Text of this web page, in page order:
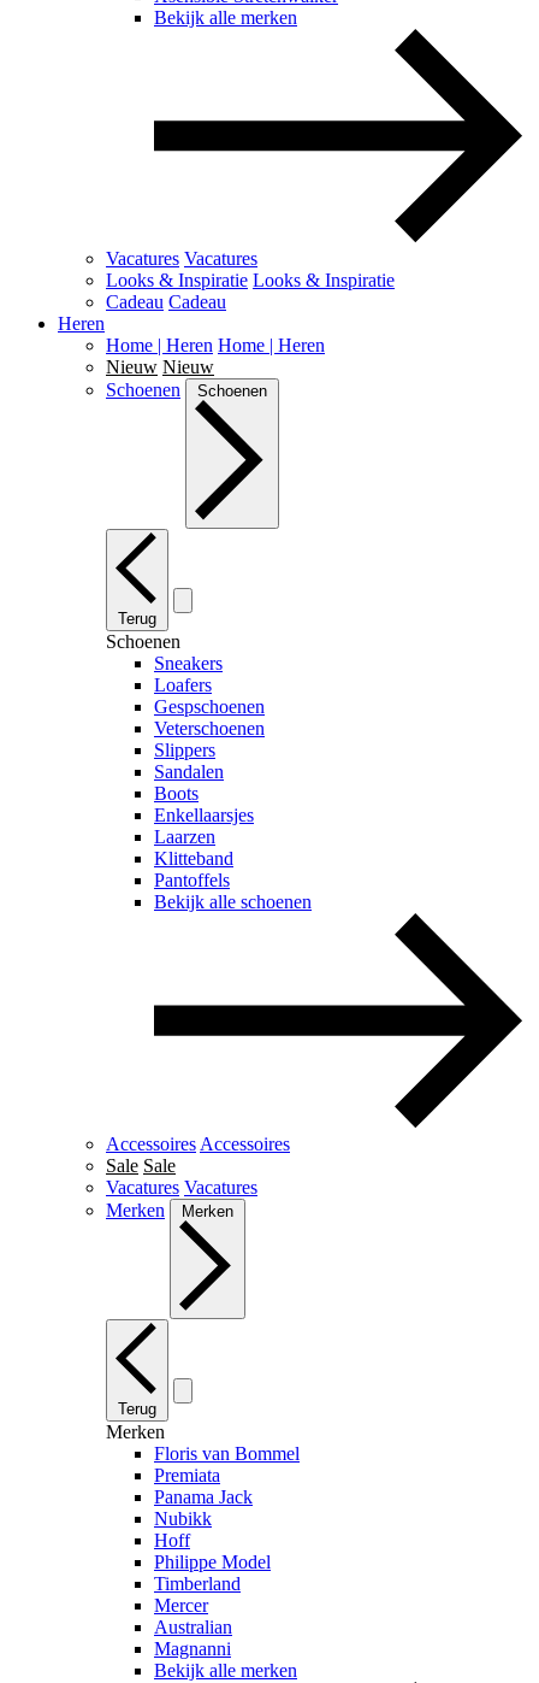
Bekijk alle merken
Vacatures Vacatures
Looks & Inspiratie Looks & Inspiratie
Cadeau Cadeau
Heren
Home | Heren Home | Heren
Nieuw Nieuw
Schoenen
Schoenen
Terug
Schoenen
Sneakers
Loafers
Gespschoenen
Veterschoenen
Slippers
Sandalen
Boots
Enkellaarsjes
Laarzen
Klitteband
Pantoffels
Bekijk alle schoenen
Accessoires Accessoires
Sale Sale
Vacatures Vacatures
Merken
Merken
Terug
Merken
Floris van Bommel
Premiata
Panama Jack
Nubikk
Hoff
Philippe Model
Timberland
Mercer
Australian
Magnanni
Bekijk alle merken